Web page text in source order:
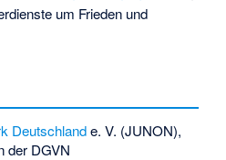
um Frieden und
Deutschlande. V. (JUNON),
der DGVN